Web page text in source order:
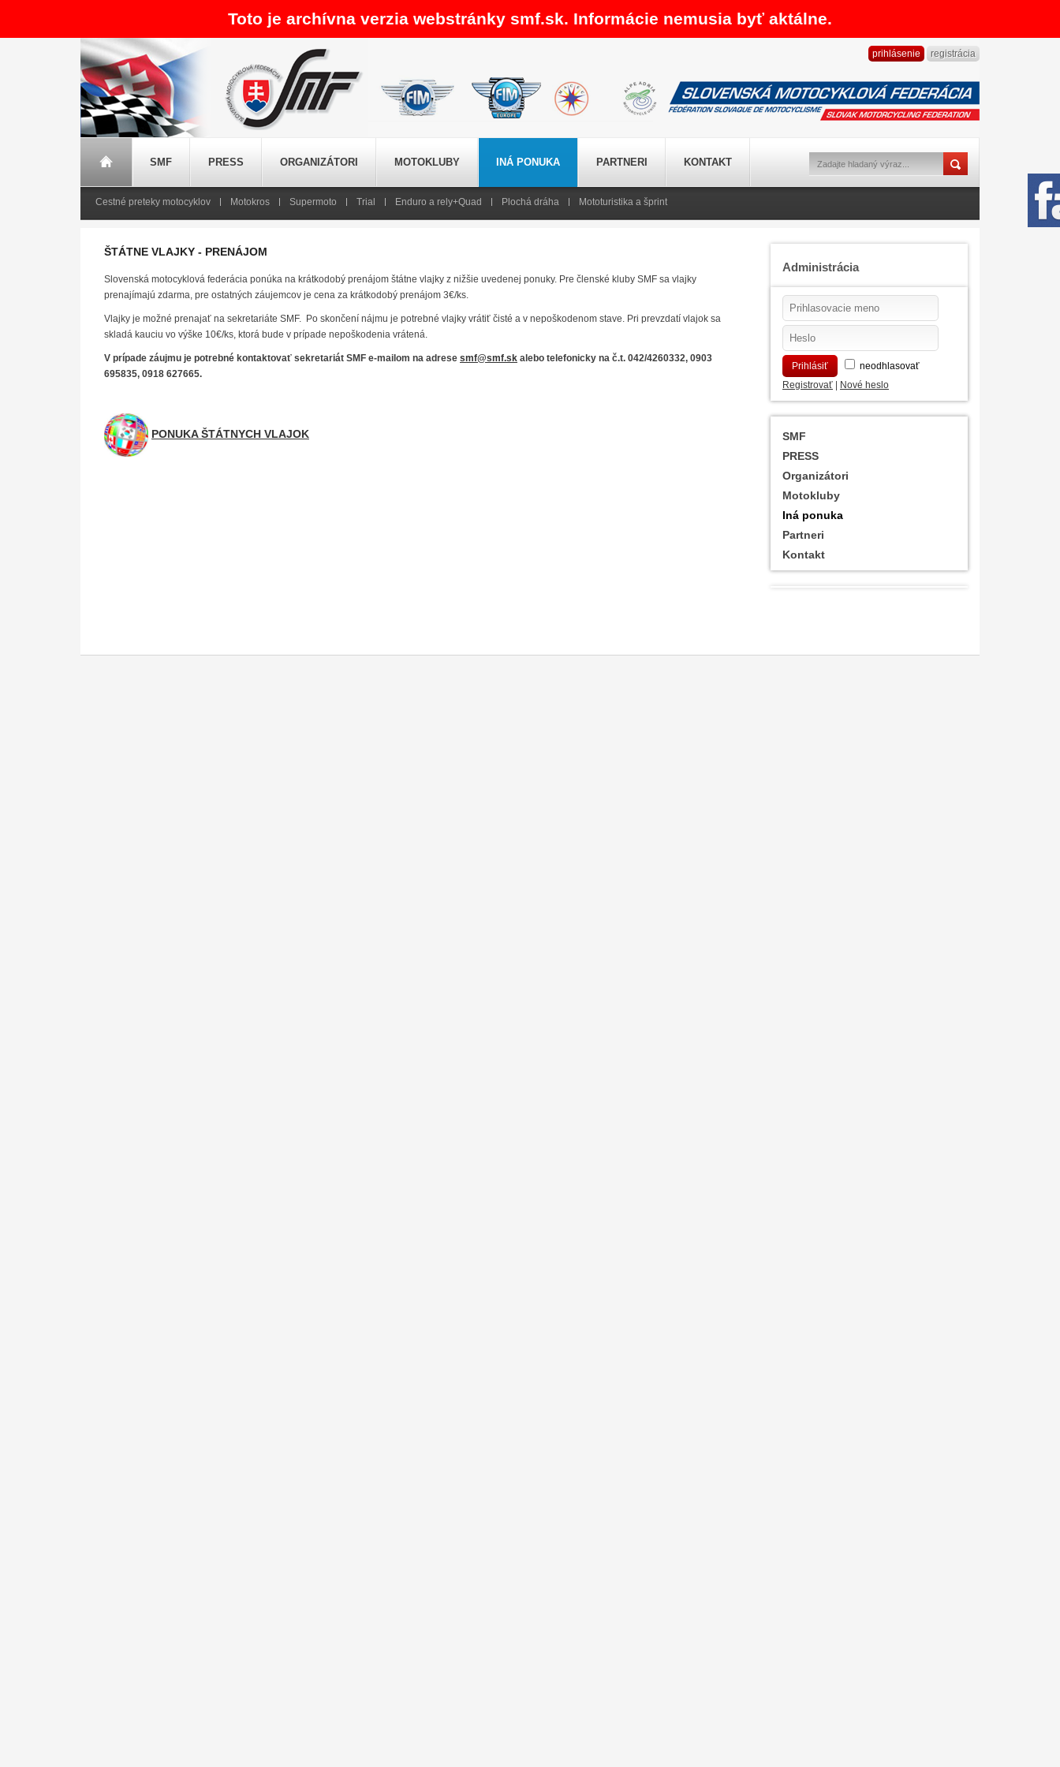
Toto je archívna verzia webstránky smf.sk. Informácie nemusia byť aktálne.
prihlásenie registrácia
SMF PRESS ORGANIZÁTORI MOTOKLUBY INÁ PONUKA PARTNERI KONTAKT
Cestné preteky motocyklov Motokros Supermoto Trial Enduro a rely+Quad Plochá dráha Mototuristika a šprint
ŠTÁTNE VLAJKY - PRENÁJOM
Slovenská motocyklová federácia ponúka na krátkodobý prenájom štátne vlajky z nižšie uvedenej ponuky. Pre členské kluby SMF sa vlajky
prenajímajú zdarma, pre ostatných záujemcov je cena za krátkodobý prenájom 3€/ks.
Vlajky je možné prenajať na sekretariáte SMF. Po skončení nájmu je potrebné vlajky vrátiť čisté a v nepoškodenom stave. Pri prevzdatí vlajok sa
skladá kauciu vo výške 10€/ks, ktorá bude v prípade nepoškodenia vrátená.
V prípade záujmu je potrebné kontaktovať sekretariát SMF e-mailom na adrese smf@smf.sk alebo telefonicky na č.t. 042/4260332, 0903
695835, 0918 627665.
PONUKA ŠTÁTNYCH VLAJOK
Administrácia
neodhlasovať
Registrovať
Nové heslo
SMF
PRESS
Organizátori
Motokluby
Iná ponuka
Partneri
Kontakt